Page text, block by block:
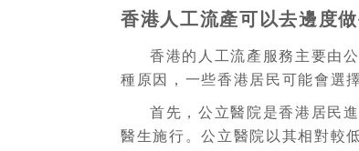
香港人工流產可以去邊度
香港的人工流產服務主要由
種原因，一些香港居民可能會選
首先，公立醫院是香港居民
醫生施行。公立醫院以其相對較